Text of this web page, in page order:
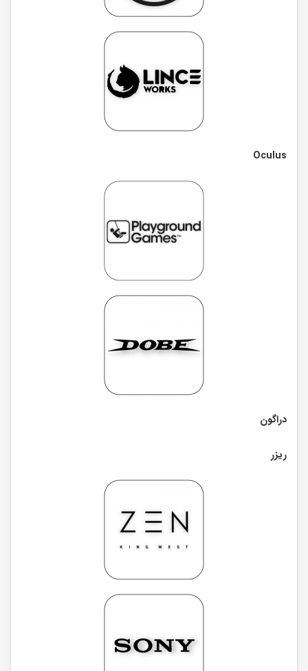
Oculus
دراگون
ریزر